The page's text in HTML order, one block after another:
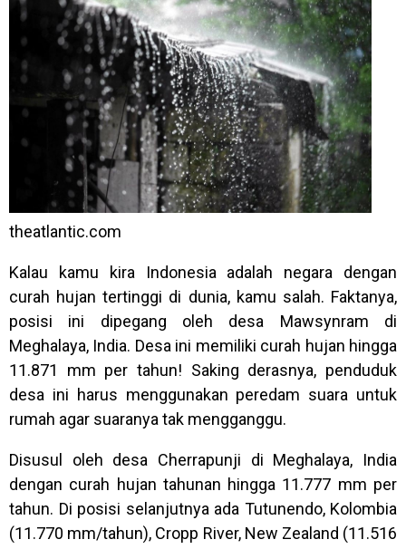
theatlantic.com
Kalau kamu kira Indonesia adalah negara dengan
curah hujan tertinggi di dunia, kamu salah. Faktanya,
posisi ini dipegang oleh desa Mawsynram di
Meghalaya, India. Desa ini memiliki curah hujan hingga
11.871 mm per tahun! Saking derasnya, penduduk
desa ini harus menggunakan peredam suara untuk
rumah agar suaranya tak mengganggu.
Disusul oleh desa Cherrapunji di Meghalaya, India
dengan curah hujan tahunan hingga 11.777 mm per
tahun. Di posisi selanjutnya ada Tutunendo, Kolombia
(11.770 mm/tahun), Cropp River, New Zealand (11.516